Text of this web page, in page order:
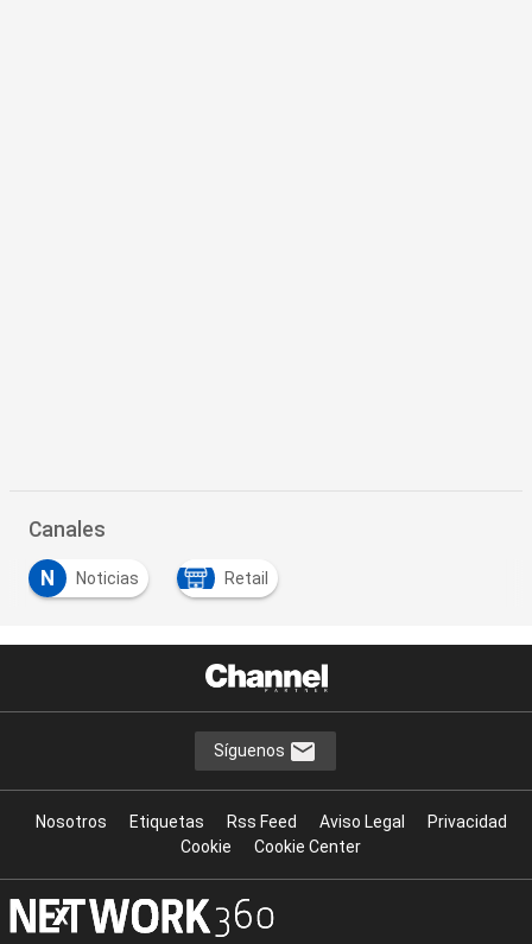
Canales
N Noticias Retail
Síguenos
Nosotros Etiquetas Rss Feed Aviso Legal
Privacidad
Cookie
Cookie Center